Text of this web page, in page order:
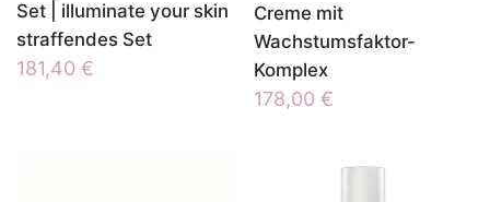
Set | illuminate your skin
straffendes Set
181,40 €
Creme mit
Wachstumsfaktor-
Komplex
178,00 €